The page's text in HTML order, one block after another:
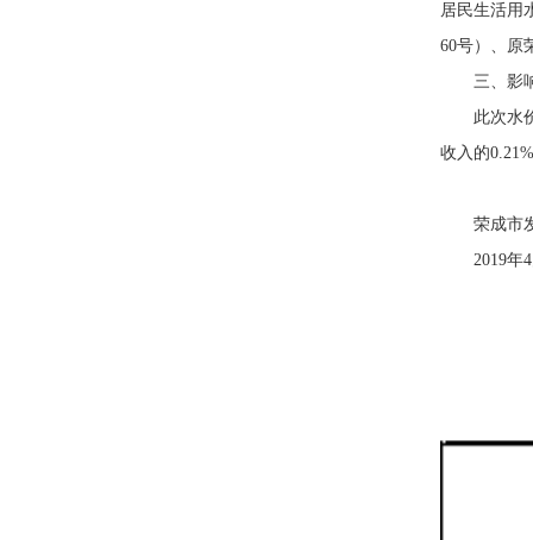
居民生活用
60号）、原
三、影
此次水
收入的
荣成市
2019年